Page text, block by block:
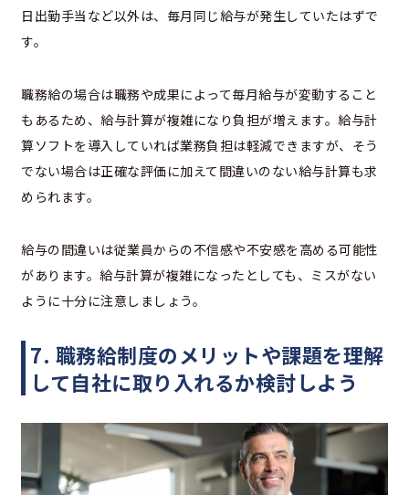
日出勤手当など以外は、毎月同じ給与が発生していたはずで
す。
職務給の場合は職務や成果によって毎月給与が変動すること
もあるため、給与計算が複雑になり負担が増えます。給与計
算ソフトを導入していれば業務負担は軽減できますが、そう
でない場合は正確な評価に加えて間違いのない給与計算も求
められます。
給与の間違いは従業員からの不信感や不安感を高める可能性
があります。給与計算が複雑になったとしても、ミスがない
ように十分に注意しましょう。
7. 職務給制度のメリットや課題を理解
して自社に取り入れるか検討しよう